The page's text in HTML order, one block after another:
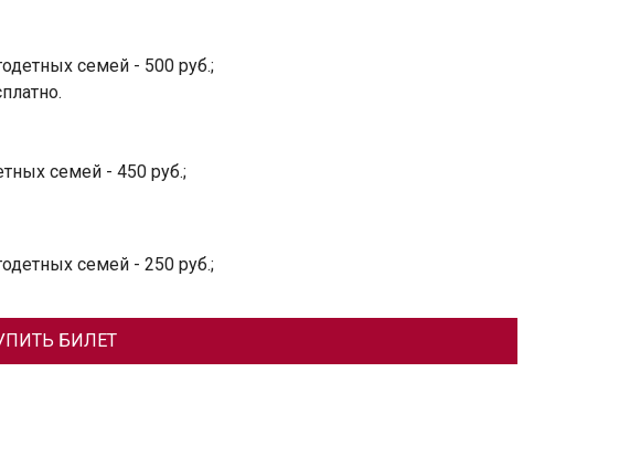
семей - 500 руб.;
семей - 450 руб.;
семей - 250 руб.;
БИЛЕТ